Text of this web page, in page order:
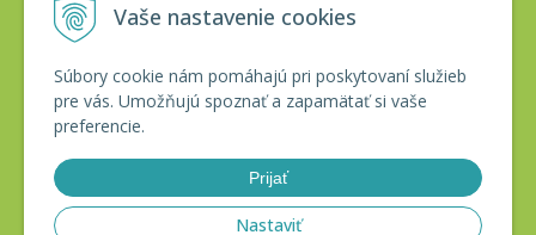
Vaše nastavenie cookies
Súbory cookie nám pomáhajú pri poskytovaní služieb
pre vás. Umožňujú spoznať a zapamätať si vaše
preferencie.
Prijať
Nastaviť
Reklamačný poriadok
CERTIFIKÁTY